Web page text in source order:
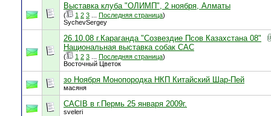
Выставка клуба "ОЛИМП", 2 ноября, Алматы
( 1 2 3 Последняя страница)
SychevSergey
26.10.08 г.Караганда "Созвездие Псов Казахстана 08"
Национальная выставка собак САС
( 1 2 3 Последняя страница)
Восточный Цветок
зо Ноября Монопородка НКП Китайский Шар-Пей
масяня
CACIB в г.Пермь 25 января 2009г.
sveleri